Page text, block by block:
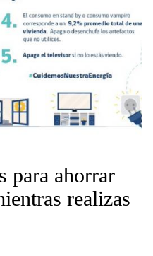
para ahorrar
realizas